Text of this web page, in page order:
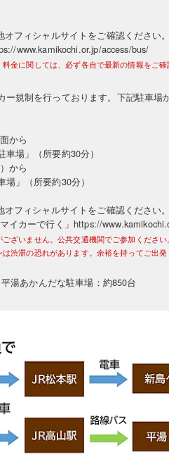
オフィシャルサイトをご確認ください
www.kamikochi.or.jp/access/bus/
金に関しては、必ず各自で最新の情報をご
ー規制を行っております。下記駐車
から
場」（所要約30分）
から
」（所要約30分）
オフィシャルサイトをご確認ください
イカーで行く」https://
ざいません。公共交通機関でご参加ください
渋滞の恐れがあります。余裕を持ってご出
湯あかんだな駐車場：約850台